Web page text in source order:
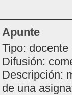
Apunte
Tipo: docente
Difusión:
Descripción:
de una